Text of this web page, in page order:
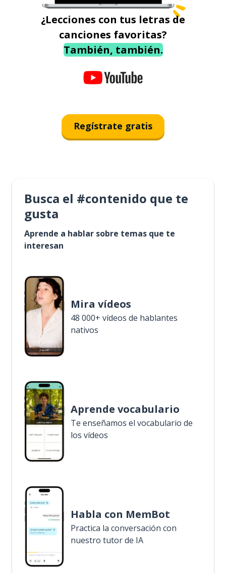
¿Lecciones con tus letras de
canciones favoritas?
También, también.
Regístrate gratis
Busca el #contenido que te
gusta
Aprende a hablar sobre temas que te
interesan
Mira vídeos
48 000+ vídeos de hablantes
nativos
Aprende vocabulario
Te enseñamos el vocabulario de
los vídeos
Habla con MemBot
Practica la conversación con
nuestro tutor de IA